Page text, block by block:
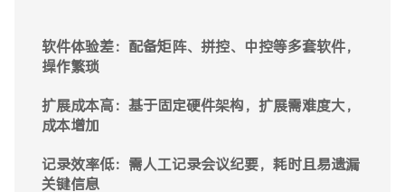
软件体验差：配备矩阵、拼控、中控等多套软件，
操作繁琐
扩展成本高：基于固定硬件架构，扩展需难度大，
成本增加
记录效率低：需人工记录会议纪要，耗时且易遗漏
关键信息
建设成本高：需要服务器、升降器、终端、软件
等，建设成本较高
操作影响大：触控屏响应延迟、手势操作不灵敏，
操作体验影响大
扩展升级难：受制于桌面开孔及会议室空间因素影
响，扩展难度大
稳定性较差：带宽波动引起画面卡顿、声音延迟，
影响会议连续性
音画质量差：画面模糊、声音失真、唇音不同步，
影响会议效率
数据易泄露：云端存储或传输未加密，可能被截获
或篡改